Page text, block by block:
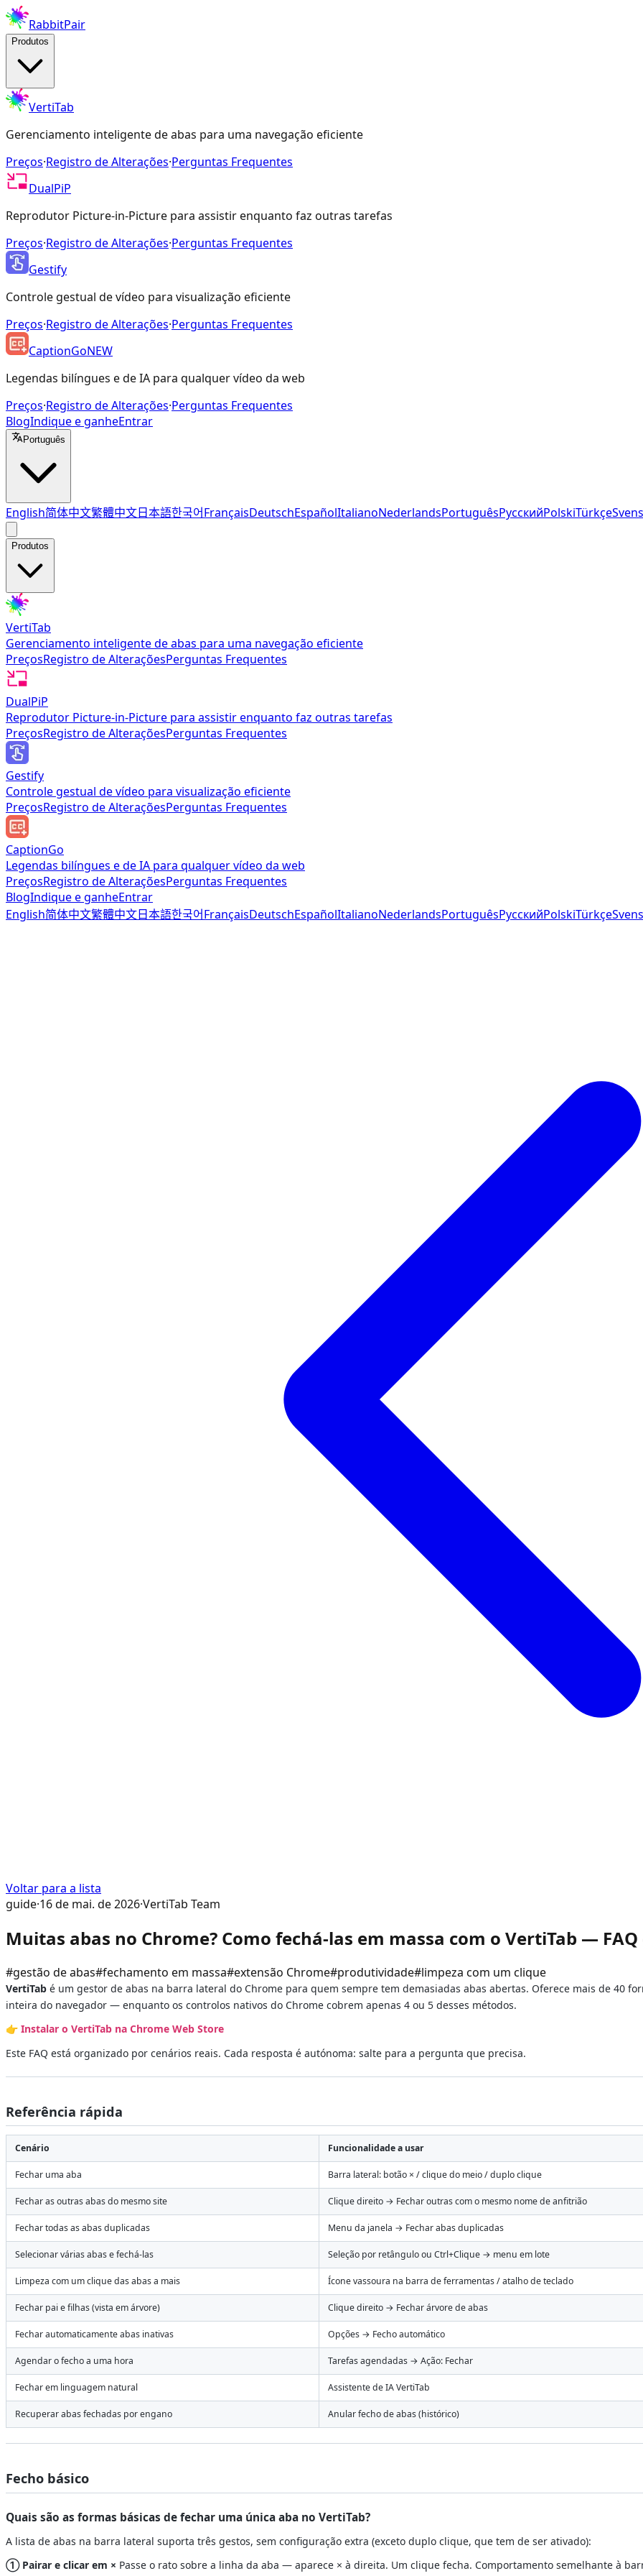
RabbitPair
Produtos
VertiTab
Gerenciamento inteligente de abas para uma navegação eficiente
Preços·Registro de Alterações·Perguntas Frequentes
DualPiP
Reprodutor Picture-in-Picture para assistir enquanto faz outras tarefas
Preços·Registro de Alterações·Perguntas Frequentes
Gestify
Controle gestual de vídeo para visualização eficiente
Preços·Registro de Alterações·Perguntas Frequentes
CaptionGoNEW
Legendas bilíngues e de IA para qualquer vídeo da web
Preços·Registro de Alterações·Perguntas Frequentes
BlogIndique e ganheEntrar
Português
English简体中文繁體中文日本語한국어FrançaisDeutschEspañolItalianoNederlandsPortuguêsРусскийPolskiTürkçe
Produtos
VertiTab
Gerenciamento inteligente de abas para uma navegação eficiente
PreçosRegistro de AlteraçõesPerguntas Frequentes
DualPiP
Reprodutor Picture-in-Picture para assistir enquanto faz outras tarefas
PreçosRegistro de AlteraçõesPerguntas Frequentes
Gestify
Controle gestual de vídeo para visualização eficiente
PreçosRegistro de AlteraçõesPerguntas Frequentes
CaptionGo
Legendas bilíngues e de IA para qualquer vídeo da web
PreçosRegistro de AlteraçõesPerguntas Frequentes
BlogIndique e ganheEntrar
English简体中文繁體中文日本語한국어FrançaisDeutschEspañolItalianoNederlandsPortuguêsРусскийPolskiTürkçe
Voltar para a lista
guide·16 de mai. de 2026·VertiTab Team
Muitas abas no Chrome? Como fechá-las em massa com o VertiTab —
#gestão de abas#fechamento em massa#extensão Chrome#produtividade#limpeza com um clique
VertiTab é um gestor de abas na barra lateral do Chrome para quem sempre tem demasiadas abas abertas. Oferece mais de 40
inteira do navegador — enquanto os controlos nativos do Chrome cobrem apenas 4 ou 5 desses métodos.
👉 Instalar o VertiTab na Chrome Web Store
Este FAQ está organizado por cenários reais. Cada resposta é autónoma: salte para a pergunta que precisa.
Referência rápida
Cenário Funcionalidade a usar
Fechar uma aba Barra lateral: botão × / clique do meio / duplo clique
Fechar as outras abas do mesmo site Clique direito → Fechar outras com o mesmo nome de anfitrião
Fechar todas as abas duplicadas Menu da janela → Fechar abas duplicadas
Selecionar várias abas e fechá-las Seleção por retângulo ou Ctrl+Clique → menu em lote
Limpeza com um clique das abas a mais Ícone vassoura na barra de ferramentas / atalho de teclado
Fechar pai e filhas (vista em árvore) Clique direito → Fechar árvore de abas
Fechar automaticamente abas inativas Opções → Fecho automático
Agendar o fecho a uma hora Tarefas agendadas → Ação: Fechar
Fechar em linguagem natural Assistente de IA VertiTab
Recuperar abas fechadas por engano Anular fecho de abas (histórico)
Fecho básico
Quais são as formas básicas de fechar uma única aba no VertiTab?
A lista de abas na barra lateral suporta três gestos, sem configuração extra (exceto duplo clique, que tem de ser ativado):
① Pairar e clicar em × Passe o rato sobre a linha da aba — aparece × à direita. Um clique fecha. Comportamento semelhante à